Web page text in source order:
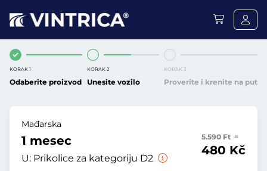
KORAK 1
Odaberite proizvod
KORAK 2
Unesite vozilo
KORAK 3
Proverite i krenite na put
Mađarska
1 mesec
U: Prikolice za kategoriju D2
5.590 Ft =
480 Kč